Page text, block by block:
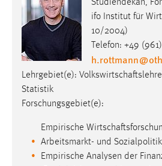
h.rottmann@
Lehrgebiet(e):
Statistik
Forschungsgebiet(e):
Empirische
Arbeitsmarkt- und Sozialpolitik
Empirische Analysen der
Angewandte Ökonometrie